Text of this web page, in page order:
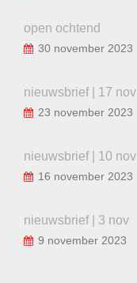
open ochtend
30 november 2023
nieuwsbrief | 17 nov
23 november 2023
nieuwsbrief | 10 nov
16 november 2023
nieuwsbrief | 3 nov
9 november 2023